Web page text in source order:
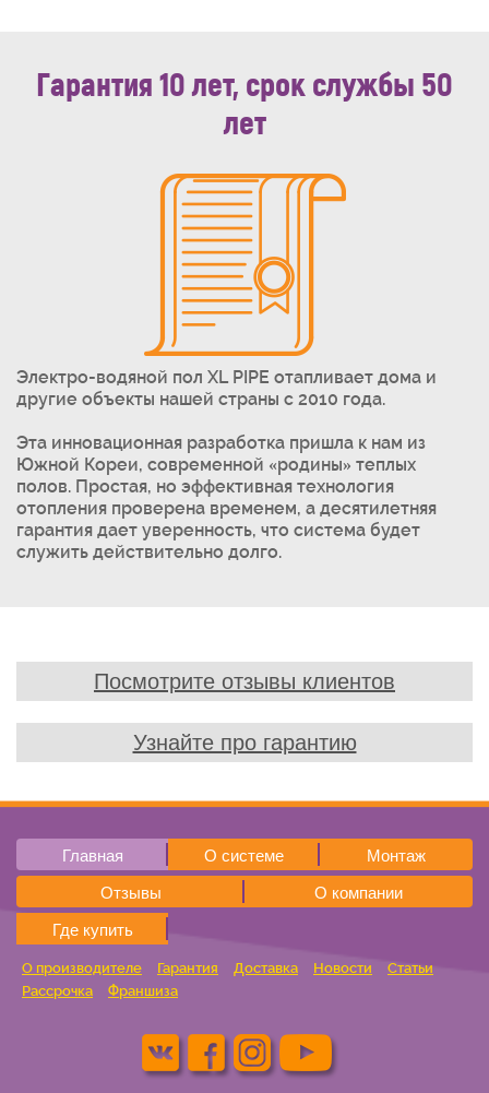
Гарантия 10 лет, срок службы 50
лет
Электро-водяной пол XL PIPE отапливает дома и
другие объекты нашей страны с 2010 года.
Эта инновационная разработка пришла к нам из
Южной Кореи, современной «родины» теплых
полов. Простая, но эффективная технология
отопления проверена временем, а десятилетняя
гарантия дает уверенность, что система будет
служить действительно долго.
Посмотрите отзывы клиентов
Узнайте про гарантию
Главная О системе
Монтаж
Отзывы
О компании
Где купить
О производителе Гарантия Доставка Новости
Статьи
Рассрочка
Франшиза